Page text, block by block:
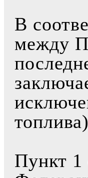
В
между
Пункт 1